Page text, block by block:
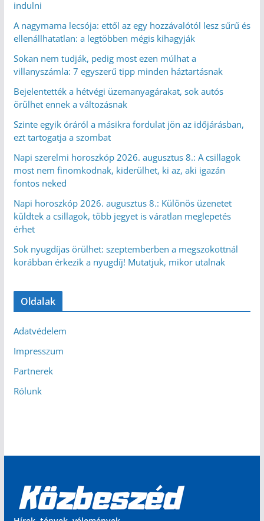
indulni
A nagymama lecsója: ettől az egy hozzávalótól lesz sűrű és
ellenállhatatlan: a legtöbben mégis kihagyják
Sokan nem tudják, pedig most ezen múlhat a
villanyszámla: 7 egyszerű tipp minden háztartásnak
Bejelentették a hétvégi üzemanyagárakat, sok autós
örülhet ennek a változásnak
Szinte egyik óráról a másikra fordulat jön az időjárásban,
ezt tartogatja a szombat
Napi szerelmi horoszkóp 2026. augusztus 8.: A csillagok
most nem finomkodnak, kiderülhet, ki az, aki igazán
fontos neked
Napi horoszkóp 2026. augusztus 8.: Különös üzenetet
küldtek a csillagok, több jegyet is váratlan meglepetés
érhet
Sok nyugdíjas örülhet: szeptemberben a megszokottnál
korábban érkezik a nyugdíj! Mutatjuk, mikor utalnak
Oldalak
Adatvédelem
Impresszum
Partnerek
Rólunk